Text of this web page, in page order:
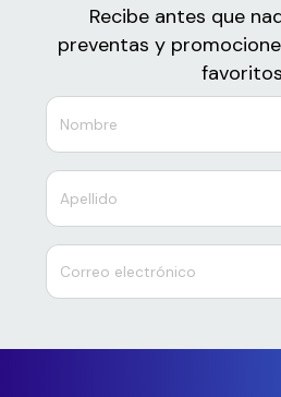
Recibe antes que
preventas y